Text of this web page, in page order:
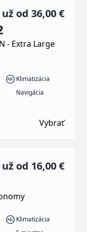
už od 36,00 €
- Extra Large
Klimatizácia
Navigácia
Vybrať
už od 16,00 €
Klimatizácia